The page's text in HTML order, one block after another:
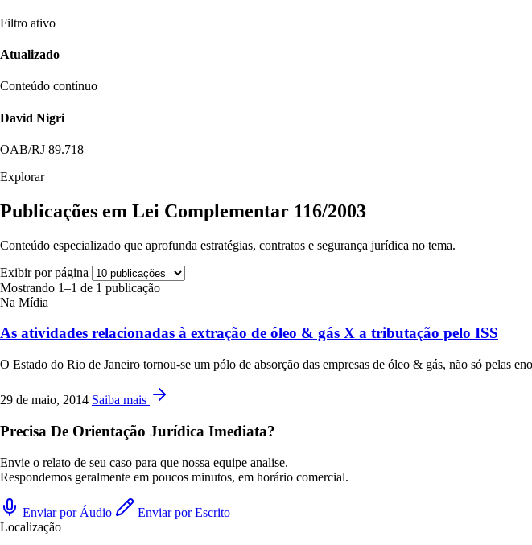
Filtro ativo
Atualizado
Conteúdo contínuo
David Nigri
OAB/RJ 89.718
Explorar
Publicações em Lei Complementar 116/2003
Conteúdo especializado que aprofunda estratégias, contratos e segurança jurídica no tema.
Exibir por página
Mostrando 1–1 de 1 publicação
Na Mídia
As atividades relacionadas à extração de óleo & gás X a tributação pelo ISS
O Estado do Rio de Janeiro tornou-se um pólo de absorção das empresas de óleo & gás, não só pelas
29 de maio, 2014 Saiba mais
Precisa De Orientação Jurídica Imediata?
Envie o relato de seu caso para que nossa equipe analise.
Respondemos geralmente em poucos minutos, em horário comercial.
Enviar por Áudio
Enviar por Escrito
Localização